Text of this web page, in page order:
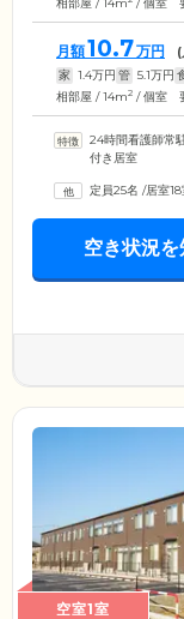
月額10.7万円 (
家 1.4万円 管 5.1万円
相部屋 / 14m2 / 個室
24時間看護師常
付き居室
定員25名 /居室
空き状況を
空室1室